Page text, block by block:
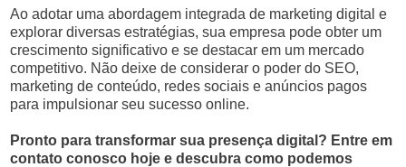
Ao adotar uma abordagem integrada de marketing digital e
explorar diversas estratégias, sua empresa pode obter um
crescimento significativo e se destacar em um mercado
competitivo. Não deixe de considerar o poder do SEO,
marketing de conteúdo, redes sociais e anúncios pagos
para impulsionar seu sucesso online.
Pronto para transformar sua presença digital? Entre em
contato conosco hoje e descubra como podemos